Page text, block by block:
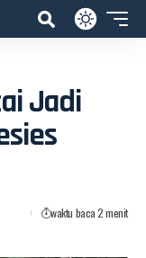
Jadi
waktu baca 2 menit